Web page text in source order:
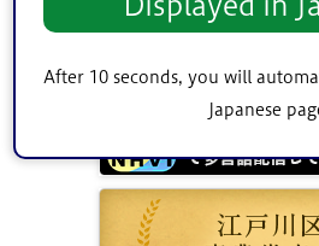
After 10 seconds, you will
Japanese